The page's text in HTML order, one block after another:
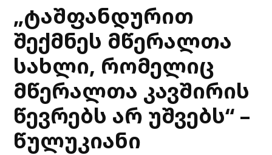
„ტაშფანდურით
შექმნეს მწერალთა
სახლი, რომელიც
მწერალთა კავშირის
წევრებს არ უშვებს“ –
წულუკიანი